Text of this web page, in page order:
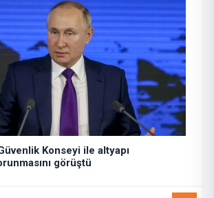
Konseyi ile altyapı
görüştü